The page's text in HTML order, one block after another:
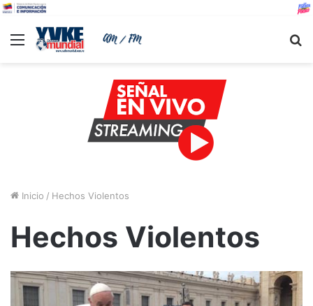
Menu
Inicio / Hechos Violentos
Hechos Violentos